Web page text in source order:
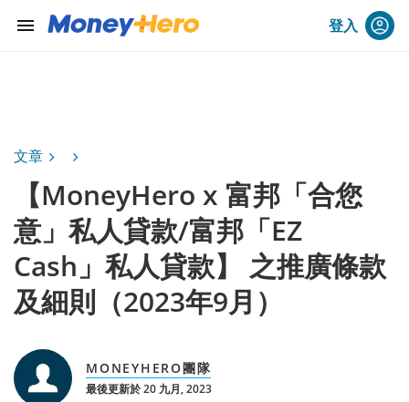
menu 登入
文章
【MoneyHero x 富邦「合您
意」私人貸款/富邦「EZ
Cash」私人貸款】 之推廣條款
及細則（2023年9月）
MONEYHERO團隊
最後更新於 20 九月, 2023